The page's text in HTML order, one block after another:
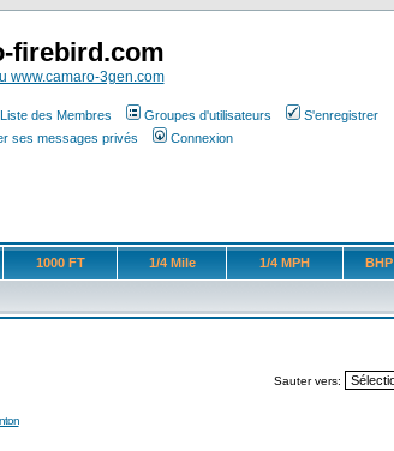
firebird.com
www.camaro-3gen.com
Liste des Membres Groupes d'utilisateurs
S'enregistrer
ses messages privés Connexion
1000 FT 1/4 Mile 1/4 MPH BHP
Sauter vers: